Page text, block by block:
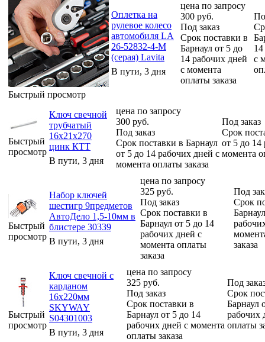
Быстрый просмотр
Оплетка на
рулевое колесо
автомобиля LA
26-52832-4-M
(серая) Lavita
В пути, 3 дня
цена по запросу
300 руб.
Под заказ
Срок поставки в
Барнаул от 5 до
14 рабочих дней
с момента
оплаты заказа
с
Быстрый
просмотр
Ключ свечной
трубчатый
16х21х270
цинк КТТ
В пути, 3 дня
цена по запросу
300 руб.
Под заказ
Срок поставки в Барнаул
от 5 до 14 рабочих дней с
момента оплаты заказа
Под заказ
Срок
от 5 до 14
момента
Быстрый
просмотр
Набор ключей
шестигр 9предметов
АвтоДело 1,5-10мм в
блистере 30339
В пути, 3 дня
цена по запросу
325 руб.
Под заказ
Срок поставки в
Барнаул от 5 до 14
рабочих дней с
момента оплаты
заказа
Под
Срок
заказа
Быстрый
просмотр
Ключ свечной с
карданом
16х220мм
SKYWAY
S04301003
В пути, 3 дня
цена по запросу
325 руб.
Под заказ
Срок поставки в
Барнаул от 5 до 14
рабочих дней с момента
оплаты заказа
Под
Срок
Барнаул
рабочих
оплаты